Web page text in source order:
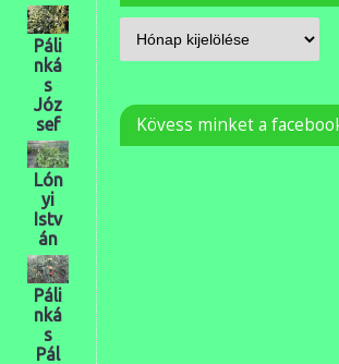
Páli
nká
s
Józ
sef
Lón
yi
Istv
án
Páli
nká
s
Pál
Kövess minket a